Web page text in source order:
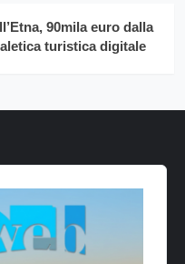
90mila euro dalla
turistica digitale